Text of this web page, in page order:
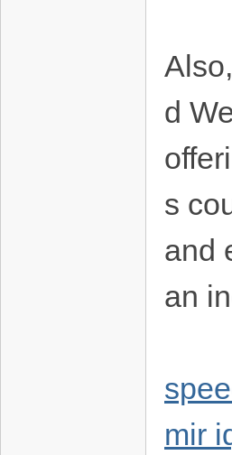
d
s
and
an
mir